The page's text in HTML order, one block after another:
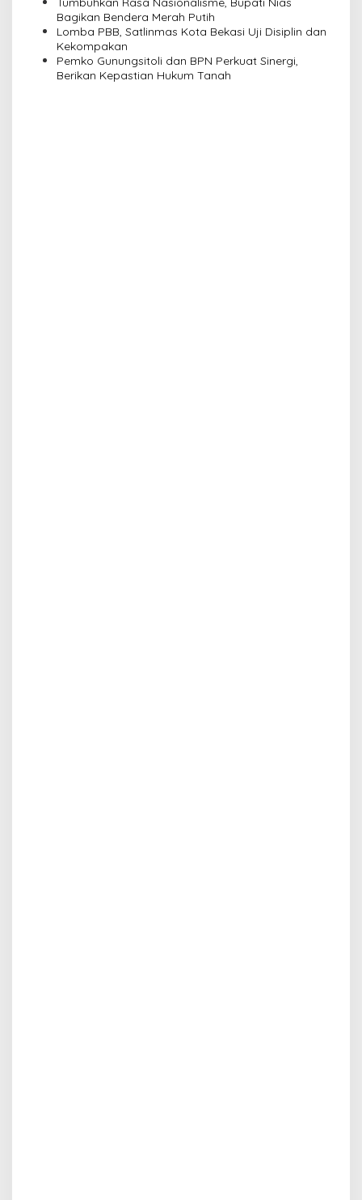
Bagikan Bendera Merah Putih
Lomba PBB, Satlinmas Kota Bekasi Uji Disiplin dan
Kekompakan
Pemko Gunungsitoli dan BPN Perkuat Sinergi,
Berikan Kepastian Hukum Tanah